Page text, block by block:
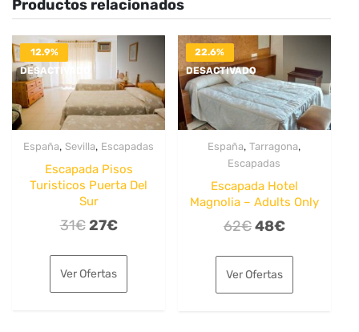
Productos relacionados
12.9%
DESACTIVADO
España, Sevilla, Escapadas
Escapada Pisos
Turisticos Puerta Del
Sur
31€ El
original
era:
27€El
es:
Ver Ofertas
22.6%
DESACTIVADO
España,Tarragona,
Escapadas
Escapada Hotel
Magnolia – Adults Only
62€El
original
era:
48€El
es:
Ver Ofertas